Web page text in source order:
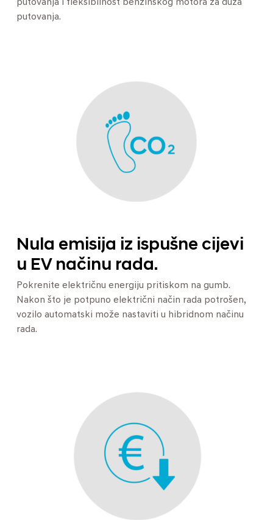
putovanja i fleksibilnost benzinskog motora za duža
putovanja.
Nula emisija iz ispušne cijevi
u EV načinu rada.
Pokrenite električnu energiju pritiskom na gumb.
Nakon što je potpuno električni način rada potrošen,
vozilo automatski može nastaviti u hibridnom načinu
rada.